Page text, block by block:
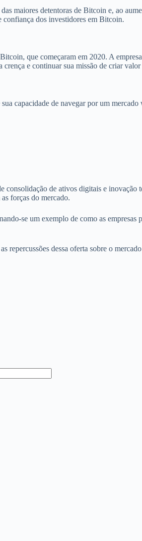
maiores detentoras de Bitcoin e, ao
confiança dos investidores em Bitcoin.
que começaram em 2020. A
e continuar sua missão de criar
capacidade de navegar por um
de ativos digitais e inovação
forças do mercado.
se um exemplo de como as empresas
dessa oferta sobre o